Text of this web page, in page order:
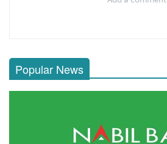
Popular News